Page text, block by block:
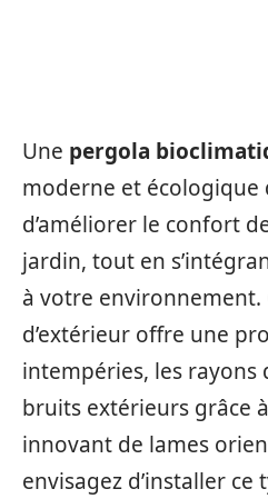
Une pergola
moderne et écologique
d’améliorer le confort
jardin, tout en
à votre environnement.
d’extérieur offre une
intempéries, les rayons
bruits extérieurs grâce
innovant de lames
envisagez d’installer